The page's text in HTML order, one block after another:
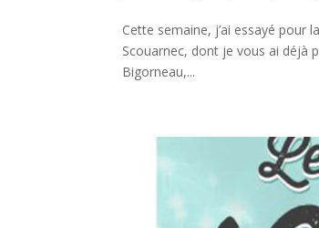
Cette semaine, j’ai essayé pour
Scouarnec, dont je vous ai déjà
Bigorneau,...